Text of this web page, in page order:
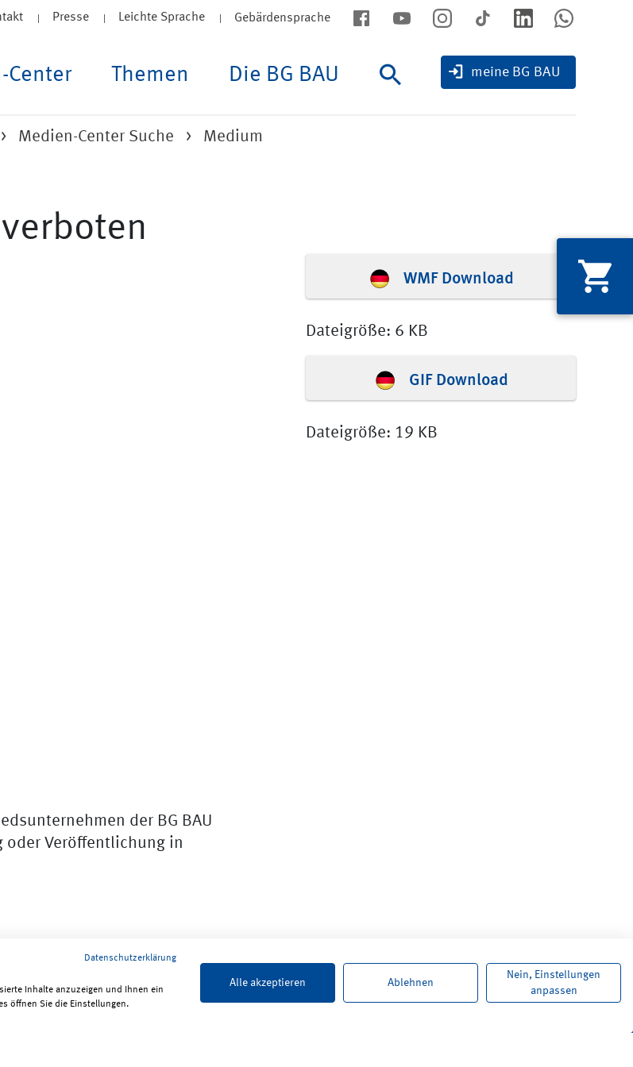
Presse Leichte Sprache Gebärdensprache
Center Themen Die BG BAU Suche meine BG BAU
Medien-Center Suche Medium
der BG BAU
oder Veröffentlichung in
WMF Download
Dateigröße: 6 KB
GIF Download
Dateigröße: 19 KB
Datenschutzerklärung
Inhalte anzuzeigen und Ihnen ein
öffnen Sie die Einstellungen.
Alle akzeptieren Ablehnen
Nein, Einstellungen
anpassen